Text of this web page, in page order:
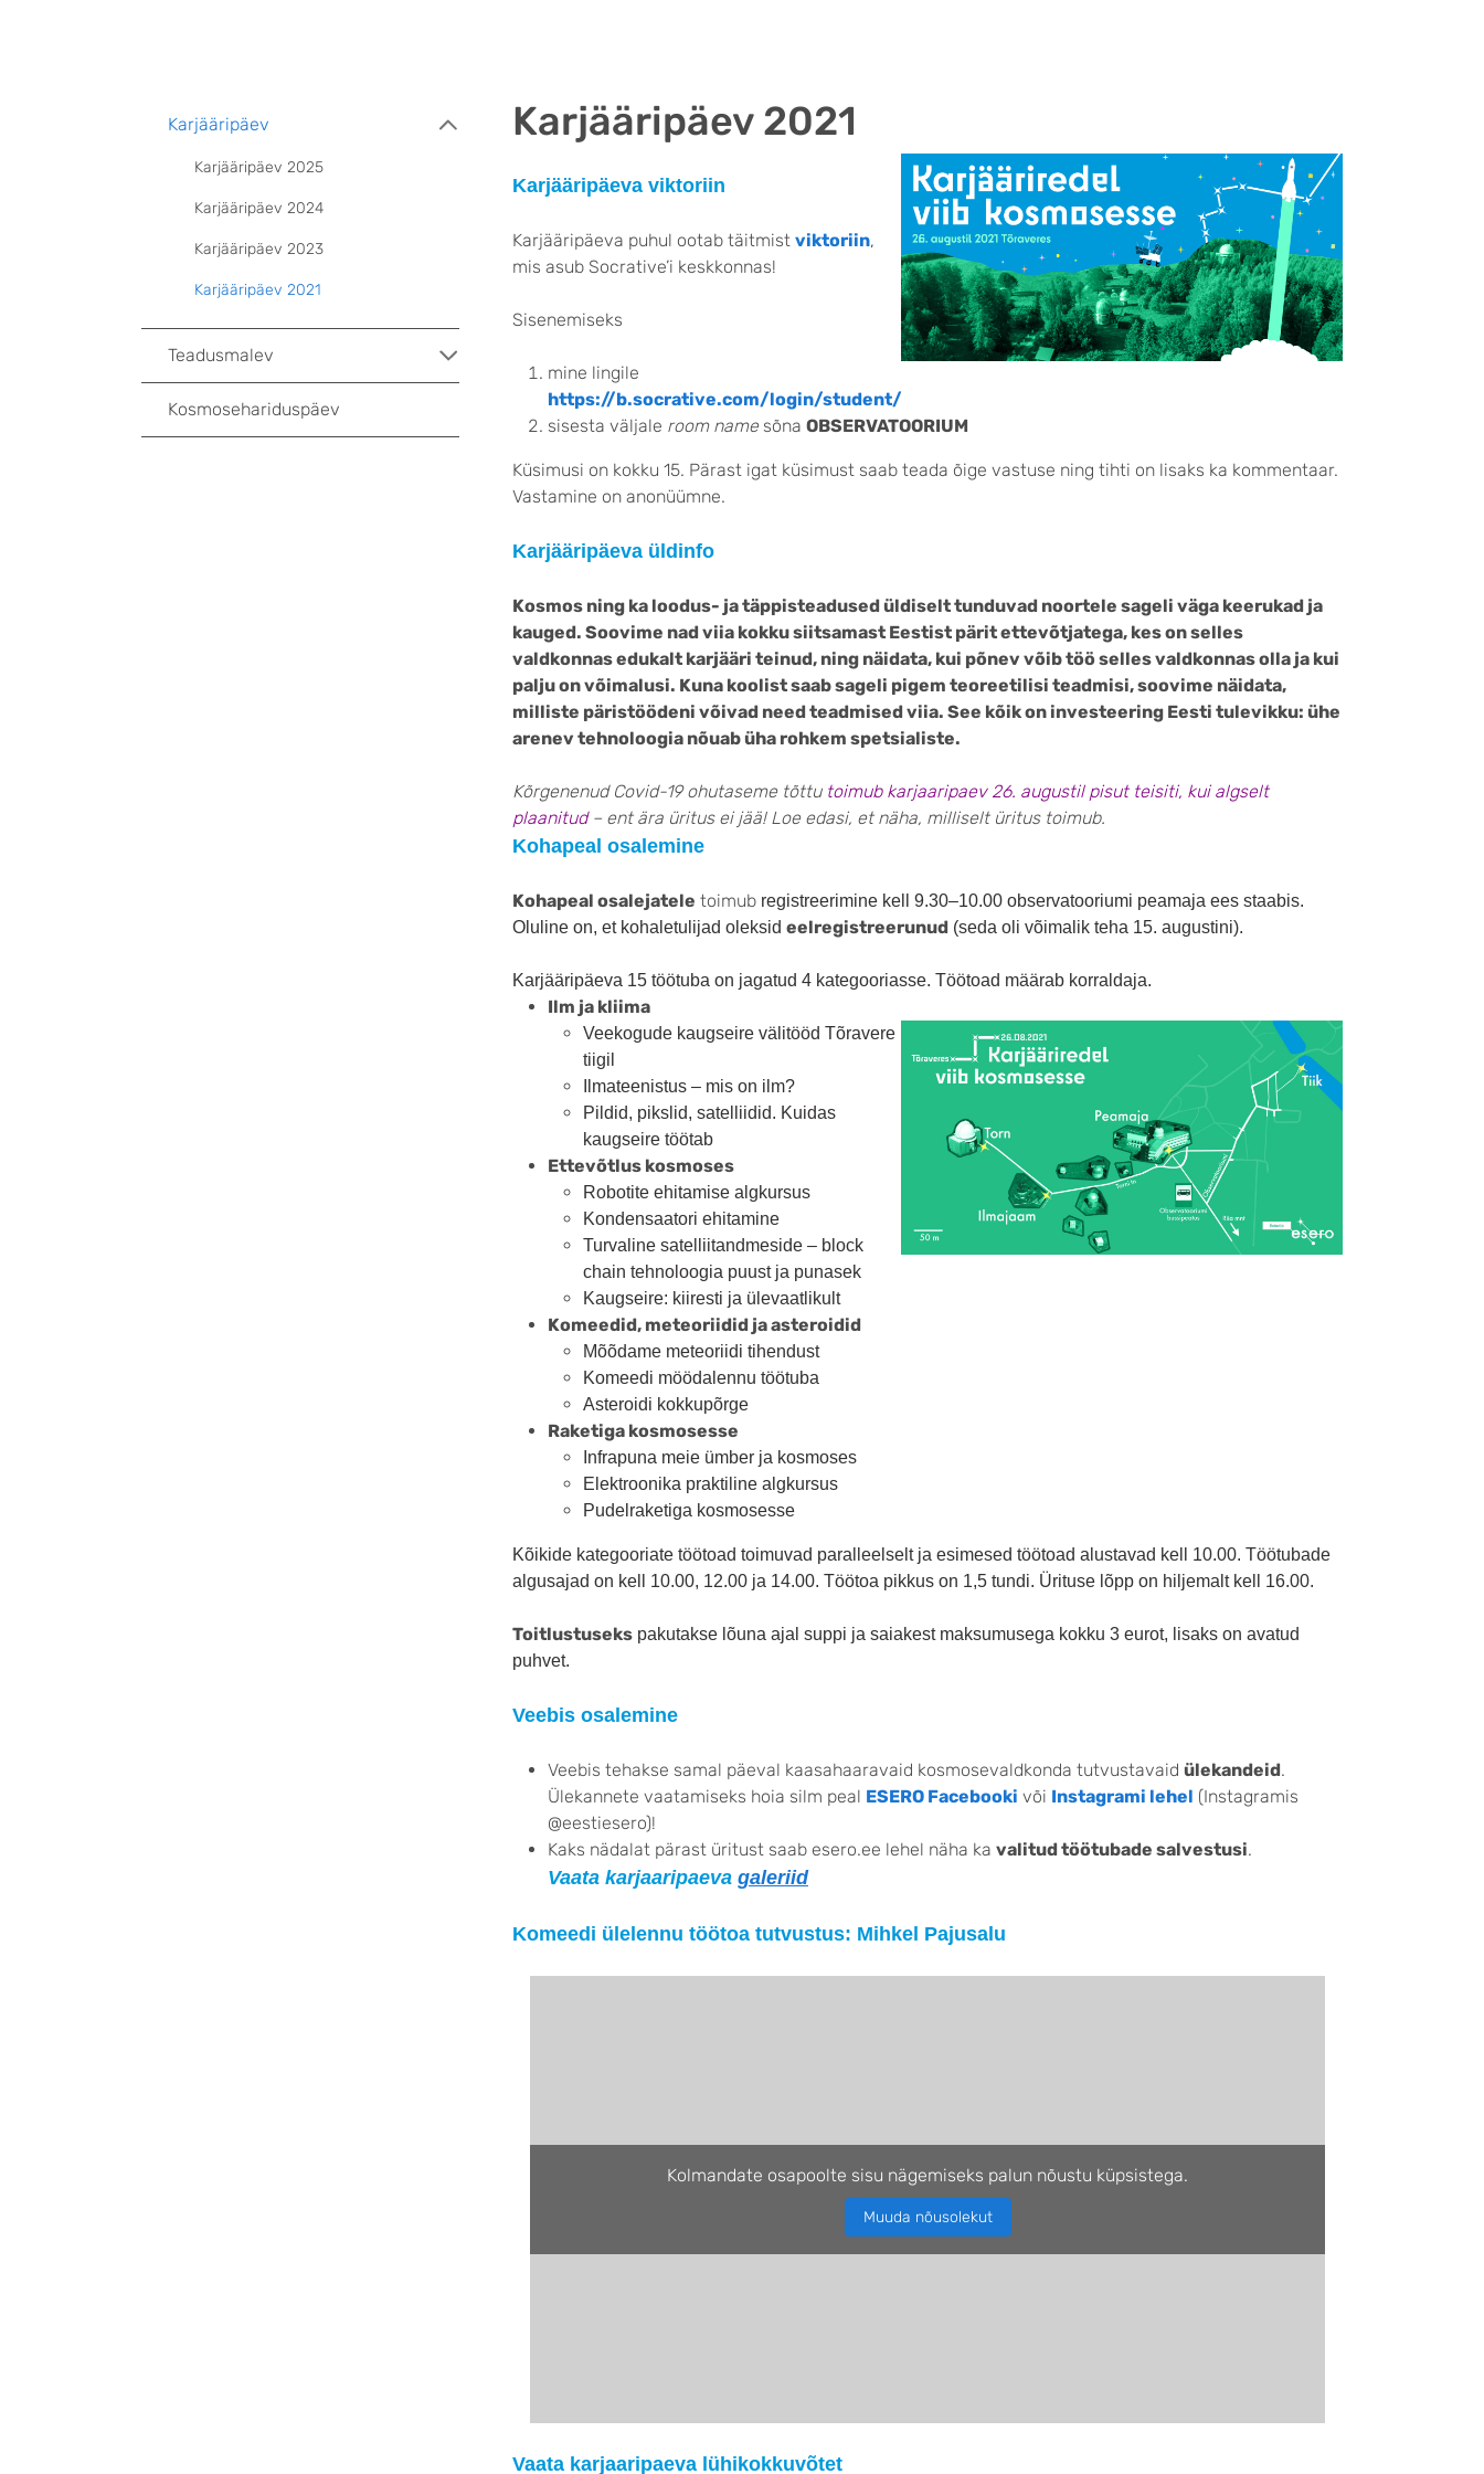
Karjääripäev 2021
Karjääripäeva viktoriin
Karjääripäeva puhul ootab täitmist viktoriin,
mis asub Socrative’i keskkonnas!
Sisenemiseks
mine lingile
https://b.socrative.com/login/student/
sisesta väljale room name sõna OBSERVATOORIUM
Küsimusi on kokku 15. Pärast igat küsimust saab teada õige vastuse ning tihti on lisaks ka kommentaar.
Vastamine on anonüümne.
Karjääripäeva üldinfo
Kosmos ning ka loodus- ja täppisteadused üldiselt tunduvad noortele sageli väga keerukad ja
kauged. Soovime nad viia kokku siitsamast Eestist pärit ettevõtjatega, kes on selles
valdkonnas edukalt karjääri teinud, ning näidata, kui põnev võib töö selles valdkonnas olla ja kui
palju on võimalusi. Kuna koolist saab sageli pigem teoreetilisi teadmisi, soovime näidata,
milliste päristöödeni võivad need teadmised viia. See kõik on investeering Eesti tulevikku: ühe
arenev tehnoloogia nõuab üha rohkem spetsialiste.
Kõrgenenud Covid-19 ohutaseme tõttu toimub karjaaripaev 26. augustil pisut teisiti, kui algselt
plaanitud– ent ära üritus ei jää! Loe edasi, et näha, milliselt üritus toimub.
Kohapeal osalemine
Kohapeal osalejatele toimub registreerimine kell 9.30–10.00 observatooriumi peamaja ees staabis.
Oluline on, et kohaletulijad oleksid eelregistreerunud (seda oli võimalik teha 15. augustini).
Karjääripäeva 15 töötuba on jagatud 4 kategooriasse. Töötoad määrab korraldaja.
Ilm ja kliima
Veekogude kaugseire välitööd Tõravere
tiigil
Ilmateenistus – mis on ilm?
Pildid, pikslid, satelliidid. Kuidas
kaugseire töötab
Ettevõtlus kosmoses
Robotite ehitamise algkursus
Kondensaatori ehitamine
Turvaline satelliitandmeside – block
chain tehnoloogia puust ja punasek
Kaugseire: kiiresti ja ülevaatlikult
Komeedid, meteoriidid ja asteroidid
Mõõdame meteoriidi tihendust
Komeedi möödalennu töötuba
Asteroidi kokkupõrge
Raketiga kosmosesse
Infrapuna meie ümber ja kosmoses
Elektroonika praktiline algkursus
Pudelraketiga kosmosesse
Kõikide kategooriate töötoad toimuvad paralleelselt ja esimesed töötoad alustavad kell 10.00. Töötubade
algusajad on kell 10.00, 12.00 ja 14.00. Töötoa pikkus on 1,5 tundi. Ürituse lõpp on hiljemalt kell 16.00.
Toitlustuseks pakutakse lõuna ajal suppi ja saiakest maksumusega kokku 3 eurot, lisaks on avatud
puhvet.
Veebis osalemine
Veebis tehakse samal päeval kaasahaaravaid kosmosevaldkonda tutvustavaid ülekandeid.
Ülekannete vaatamiseks hoia silm peal ESERO Facebooki või Instagrami lehel (Instagramis
@eestiesero)!
Kaks nädalat pärast üritust saab esero.ee lehel näha ka valitud töötubade salvestusi.
Vaata karjaaripaeva galeriid
Komeedi ülelennu töötoa tutvustus: Mihkel Pajusalu
Kolmandate osapoolte sisu nägemiseks palun nõustu küpsistega.
Muuda nõusolekut
Vaata karjaaripaeva lühikokkuvõtet
Karjääripäev
Karjääripäev 2025
Karjääripäev 2024
Karjääripäev 2023
Karjääripäev 2021
Teadusmalev
Kosmosehariduspäev